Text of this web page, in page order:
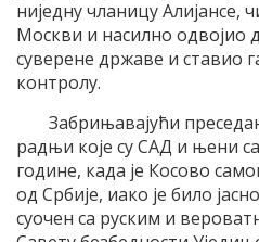
ниједну чланицу Алијансе,
Москви и насилно одвојио
суверене државе и ставио
контролу.
Забрињавајући
радњи које су САД и њени
године, када је Косово
од Србије, иако је било
суочен са руским и